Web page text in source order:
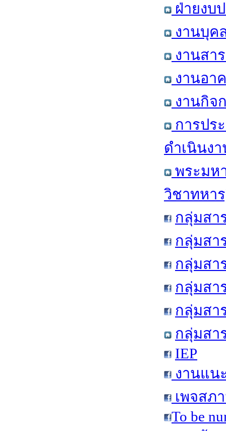
ฝ่ายงบ
งานบุค
งานสา
งานอา
งานกิจ
การปร
ดำเนินง
พระมห
วิชาทหา
กลุ่มสา
กลุ่มสา
กลุ่มสา
กลุ่มสา
กลุ่มสา
กลุ่มสา
IEP
งานแน
เพจสภ
To be